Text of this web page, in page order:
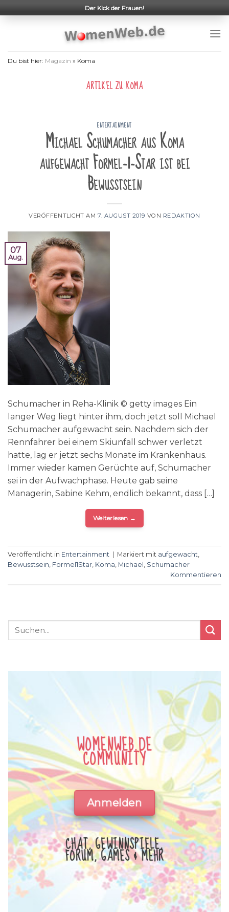
to
Der Kick der Frauen!
Du bist hier: Magazin » Koma
ARTIKEL ZU KOMA
ENTERTAINMENT
Michael Schumacher aus Koma
aufgewacht Formel-1-Star ist bei
Bewusstsein
VERÖFFENTLICHT AM7. AUGUST 2019 VON REDAKTION
07
Aug.
Schumacher in Reha-Klinik © getty images Ein
langer Weg liegt hinter ihm, doch jetzt soll Michael
Schumacher aufgewacht sein. Nachdem sich der
Rennfahrer bei einem Skiunfall schwer verletzt
hatte, lag er jetzt sechs Monate im Krankenhaus.
Immer wieder kamen Gerüchte auf, Schumacher
sei in der Aufwachphase. Heute gab seine
Managerin, Sabine Kehm, endlich bekannt, dass […]
Weiterlesen →
Veröffentlicht in Entertainment Markiert mit aufgewacht
Bewusstsein Formel1Star Koma Michael
Schumacher
Kommentieren
WOMENWEB.DE
COMMUNITY
Anmelden
CHAT, GEWINNSPIELE,
FORUM, GAMES & MEHR